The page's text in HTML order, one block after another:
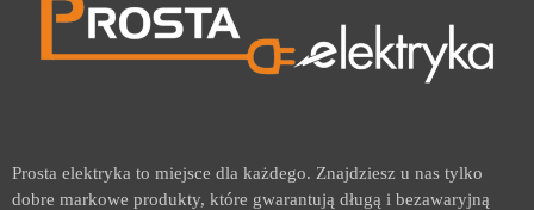
Prosta elektryka to miejsce dla każdego. Znajdziesz u nas tylko
dobre markowe produkty, które gwarantują długą i bezawaryjną